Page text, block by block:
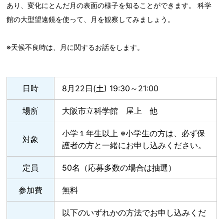
あり、変化にとんだ月の表面の様子を知ることができます。 科学
館の大型望遠鏡を使って、月を観察してみましょう。
※天候不良時は、月に関するお話をします。
日時 8月22日(土) 19:30～21:00
場所 大阪市立科学館 屋上 他
対象
小学１年生以上 ※小学生の方は、必ず保
護者の方と一緒にお申し込みください。
定員 50名（応募多数の場合は抽選）
参加費 無料
以下のいずれかの方法でお申し込みくだ